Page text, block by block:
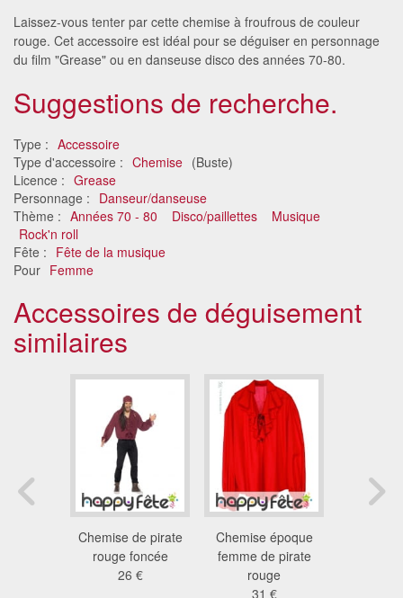
Laissez-vous tenter par cette chemise à froufrous de couleur
rouge. Cet accessoire est idéal pour se déguiser en personnage
du film "Grease" ou en danseuse disco des années 70-80.
Suggestions de recherche.
Type : Accessoire
Type d'accessoire : Chemise (Buste)
Licence : Grease
Personnage : Danseur/danseuse
Thème : Années 70 - 80 Disco/paillettes
Musique
Rock'n roll
Fête : Fête de la musique
Pour Femme
Accessoires de déguisement
similaires
Chemise de pirate
rouge foncée
26 €
Chemise époque
femme de pirate
rouge
31 €